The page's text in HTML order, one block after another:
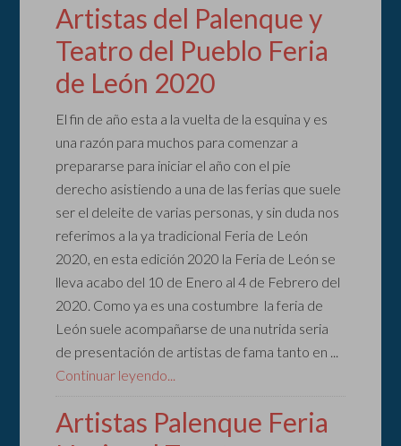
Artistas del Palenque y
Teatro del Pueblo Feria
de León 2020
El fin de año esta a la vuelta de la esquina y es
una razón para muchos para comenzar a
prepararse para iniciar el año con el pie
derecho asistiendo a una de las ferias que suele
ser el deleite de varias personas, y sin duda nos
referimos a la ya tradicional Feria de León
2020, en esta edición 2020 la Feria de León se
lleva acabo del 10 de Enero al 4 de Febrero del
2020. Como ya es una costumbre la feria de
León suele acompañarse de una nutrida seria
de presentación de artistas de fama tanto en ...
Continuar leyendo...
Artistas Palenque Feria